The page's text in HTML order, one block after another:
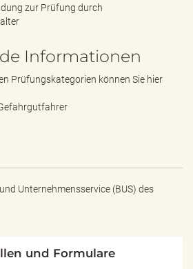
zur Prüfung durch
Informationen
Prüfungskategorien können Sie hier
Unternehmensservice (BUS) des
und Formulare